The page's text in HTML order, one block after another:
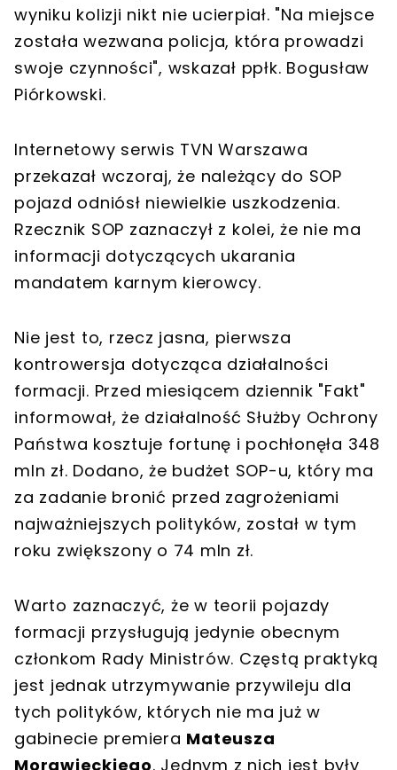
wyniku kolizji nikt nie ucierpiał. "Na miejsce
została wezwana policja, która prowadzi
swoje czynności", wskazał ppłk. Bogusław
Piórkowski.
Internetowy serwis TVN Warszawa
przekazał wczoraj, że należący do SOP
pojazd odniósł niewielkie uszkodzenia.
Rzecznik SOP zaznaczył z kolei, że nie ma
informacji dotyczących ukarania
mandatem karnym kierowcy.
Nie jest to, rzecz jasna, pierwsza
kontrowersja dotycząca działalności
formacji. Przed miesiącem dziennik "Fakt"
informował, że działalność Służby Ochrony
Państwa kosztuje fortunę i pochłonęła 348
mln zł. Dodano, że budżet SOP-u, który ma
za zadanie bronić przed zagrożeniami
najważniejszych polityków, został w tym
roku zwiększony o 74 mln zł.
Warto zaznaczyć, że w teorii pojazdy
formacji przysługują jedynie obecnym
członkom Rady Ministrów. Częstą praktyką
jest jednak utrzymywanie przywileju dla
tych polityków, których nie ma już w
gabinecie premiera Mateusza
Morawieckiego. Jednym z nich jest były